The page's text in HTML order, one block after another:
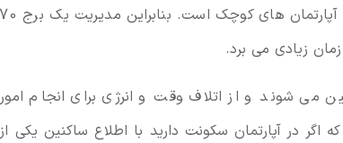
که طبقات یا واحدهای زیادی دارد به مراتب سخت تر از آپارتمان های کوچک است. بنابراین مدیریت یک برج 70
می شوند و از اتلاف وقت و انرژی برای انجام امور
در آپارتمان سکونت دارید با اطلاع ساکنین یکی از